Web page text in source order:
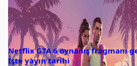
Netflix GTA 6 oynanış fragmanı
İşte yayın tarihi